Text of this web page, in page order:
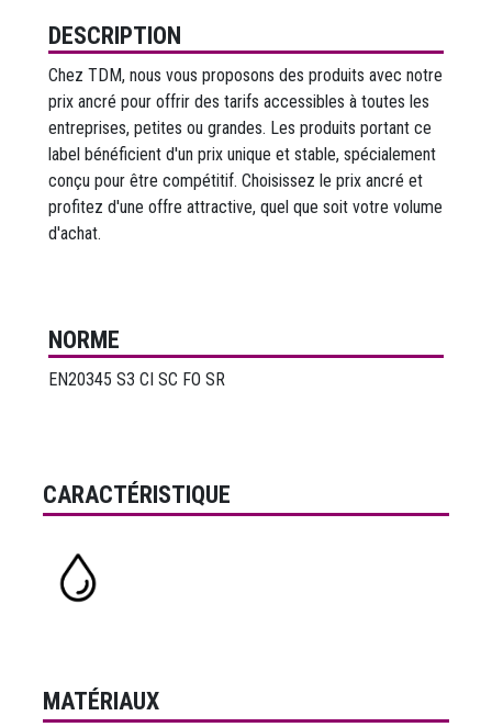
DESCRIPTION
Chez TDM, nous vous proposons des produits avec notre
prix ancré pour offrir des tarifs accessibles à toutes les
entreprises, petites ou grandes. Les produits portant ce
label bénéficient d'un prix unique et stable, spécialement
conçu pour être compétitif. Choisissez le prix ancré et
profitez d'une offre attractive, quel que soit votre volume
d'achat.
NORME
EN20345 S3 CI SC FO SR
CARACTÉRISTIQUE
MATÉRIAUX